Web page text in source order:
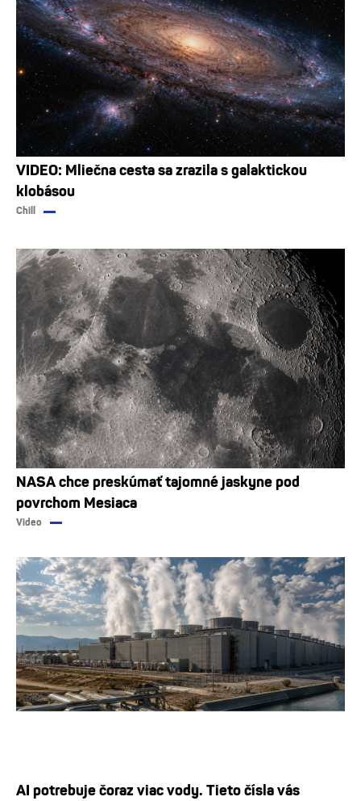
VIDEO: Mliečna cesta sa zrazila s galaktickou
klobásou
Chill
NASA chce preskúmať tajomné jaskyne pod
povrchom Mesiaca
Video
AI potrebuje čoraz viac vody. Tieto čísla vás